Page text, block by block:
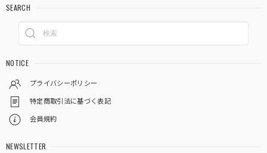
SEARCH
NOTICE
プライバシーポリシー
特定商取引法に基づく表記
会員規約
NEWSLETTER